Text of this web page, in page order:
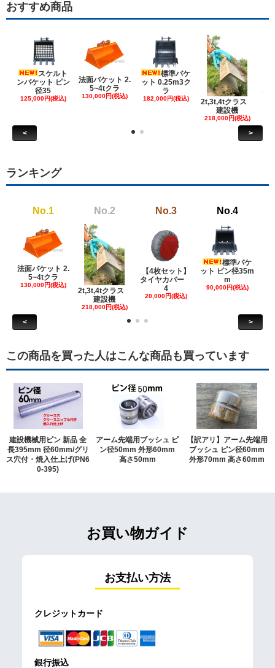
おすすめ商品
スケルト
ンバケット ピン
径35
125,000円(税込)
法面バケット 2.
5~4tクラ
130,000円(税込)
標準バケ
ット 0.25m3ク
ラ
182,000円(税込)
2t,3t,4tクラス
建設機
218,000円(税込)
< >
ランキング
No.1
法面バケット 2.
5~4tクラ
130,000円(税込)
No.2
2t,3t,4tクラス
建設機
218,000円(税込)
No.3
【4枚セット】
タイヤカバー
4
20,000円(税込)
No.4
標準バケ
ット ピン径35m
m
90,000円(税込)
< >
この商品を買った人はこんな商品も買っています
建設機械用ピン 新品 全
長395mm 径60mm/グリ
ス穴付・焼入仕上げ(PN6
0-395)
アーム先端用ブッシュ ピ
ン径50mm 外形60mm
高さ50mm
【訳アリ】アーム先端用
ブッシュ ピン径60mm
外形70mm 高さ60mm
お買い物ガイド
お支払い方法
クレジットカード
銀行振込